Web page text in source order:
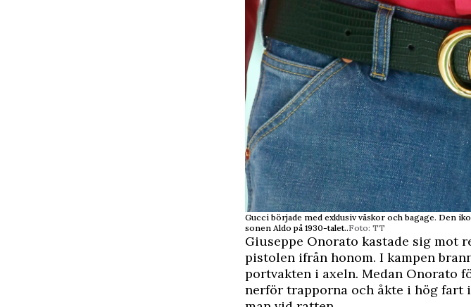
Gucci började med exklusiv väskor och bagage. Den
sonen Aldo på 1930-talet..Foto: TT
Giuseppe Onorato kastade sig mot
pistolen ifrån honom. I kampen
portvakten i axeln. Medan Onorato
nerför trapporna och åkte i hög fart